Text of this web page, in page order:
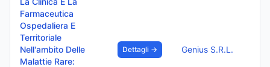
Farmaceutica
Ospedaliera E
Territoriale
Nell'ambito Delle
Malattie Rare:
Dettagli → Genius S.R.L.